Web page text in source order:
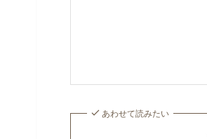
あわせて読みたい